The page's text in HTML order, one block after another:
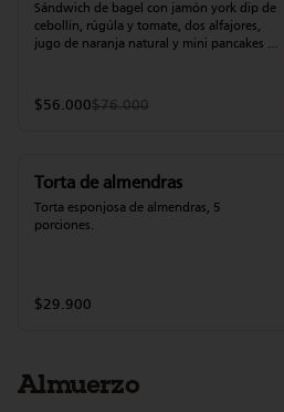
Sándwich de bagel con jamón york dip de
cebollín, rúgúla y tomate, dos alfajores,
jugo de naranja natural y mini pancakes
$56.000$76.000
Torta de almendras
Torta esponjosa de almendras, 5
porciones.
$29.900
Almuerzo